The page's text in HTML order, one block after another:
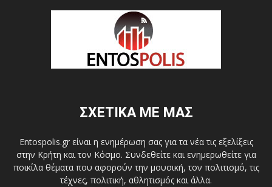
ΣΧΕΤΙΚΑ ΜΕ ΜΑΣ
Entospolis.gr είναι η ενημέρωση σας για τα νέα τις εξελίξεις
στην Κρήτη και τον Κόσμο. Συνδεθείτε και ενημερωθείτε για
ποικίλα θέματα που αφορούν την μουσική, τον πολιτισμό, τις
τέχνες, πολιτική, αθλητισμός και άλλα.